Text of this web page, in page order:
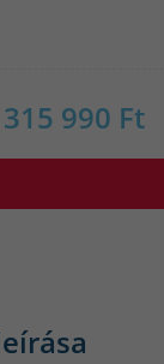
315 990 Ft